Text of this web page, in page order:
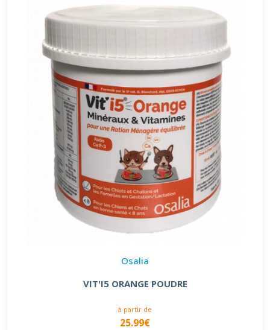
Osalia
VIT'I5 ORANGE POUDRE
à partir de
25.99€